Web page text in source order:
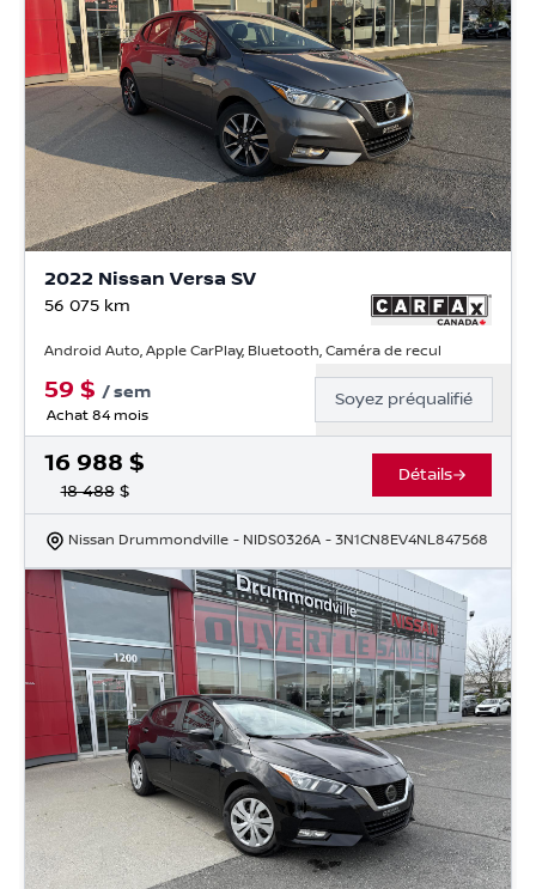
2022 Nissan Versa SV
56 075 km
Android Auto, Apple CarPlay, Bluetooth, Caméra de recul
59 $ /sem
Achat 84 mois
Soyez préqualifié
16 988 $
18 488$
Détails
Nissan Drummondville - NIDS0326A - 3N1CN8EV4NL847568